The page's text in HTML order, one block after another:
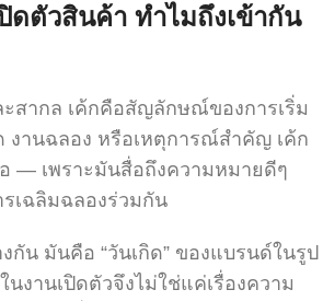
ดตัวสินค้า ทำไมถึงเข้ากัน
สากล เค้กคือสัญลักษณ์ของการเริ่ม
งานฉลอง หรือเหตุการณ์สำคัญ เค้ก
— เพราะมันสื่อถึงความหมายดีๆ
เฉลิมฉลองร่วมกัน
กัน มันคือ “วันเกิด” ของแบรนด์ในรูป
นงานเปิดตัวจึงไม่ใช่แค่เรื่องความ